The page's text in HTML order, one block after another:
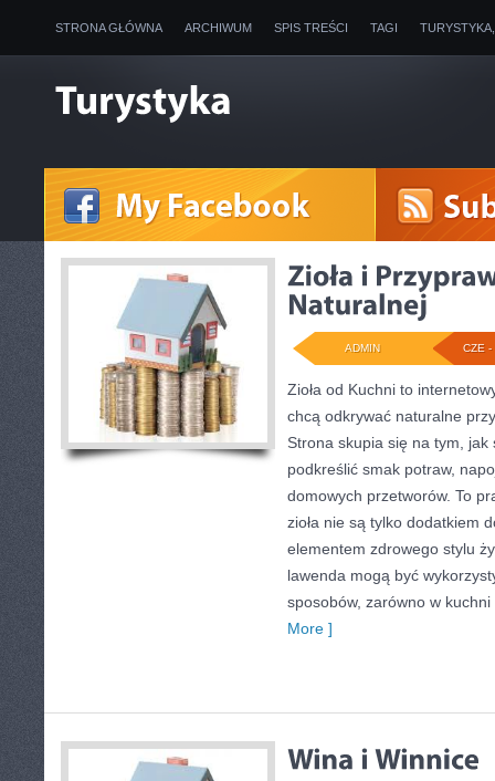
STRONA GŁÓWNA ARCHIWUM SPIS TREŚCI TAGI
CZE -
ADMIN
Zioła od Kuchni to
chcą odkrywać naturalne
Strona skupia się na tym, jak
podkreślić smak potraw,
domowych przetworów. To
zioła nie są tylko dodatkiem
elementem zdrowego stylu
lawenda mogą być
sposobów, zarówno w
More ]